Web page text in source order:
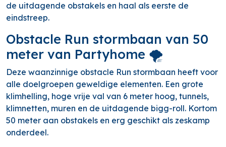
de uitdagende obstakels en haal als eerste de
eindstreep.
Obstacle Run stormbaan van 50
meter van Partyhome 🌪️
Deze waanzinnige obstacle Run stormbaan heeft voor
alle doelgroepen geweldige elementen. Een grote
klimhelling, hoge vrije val van 6 meter hoog, tunnels,
klimnetten, muren en de uitdagende bigg-roll. Kortom
50 meter aan obstakels en erg geschikt als zeskamp
onderdeel.